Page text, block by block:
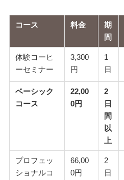
コース 料金
期
間
体験コーヒ
ーセミナー
3,300
円
1
日
ベーシック
コース
22,00
0円
2
日
間
以
上
プロフェッ
ショナルコ
66,00
0円
2
日